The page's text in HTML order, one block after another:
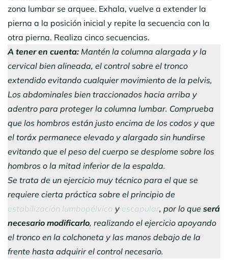
zona lumbar se arquee. Exhala, vuelve a extender la
pierna a la posición inicial y repite la secuencia con la
otra pierna. Realiza cinco secuencias.
A tener en cuenta: Mantén la columna alargada y la
cervical bien alineada, el control sobre el tronco
extendido evitando cualquier movimiento de la pelvis,
Los abdominales bien traccionados hacia arriba y
adentro para proteger la columna lumbar. Comprueba
que los hombros están justo encima de los codos y que
el toráx permanece elevado y alargado sin hundirse
evitando que el peso del cuerpo se desplome sobre los
hombros o la mitad inferior de la espalda.
Se trata de un ejercicio muy técnico para el que se
requiere cierta práctica sobre el principio de
estabilización lumbopélvica y escapular, por lo que será
necesario modificarlo, realizando el ejercicio apoyando
el tronco en la colchoneta y las manos debajo de la
frente hasta adquirir el control necesario.